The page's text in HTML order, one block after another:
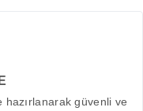
güvenli ve